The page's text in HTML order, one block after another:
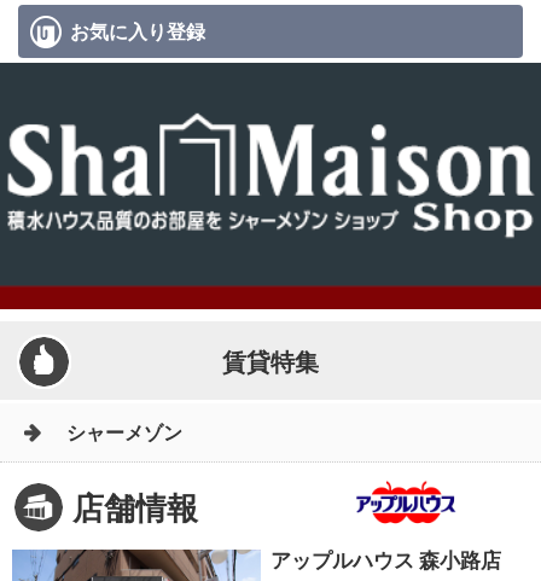
お気に入り登録
賃貸特集
シャーメゾン
店舗情報
アップルハウス 森小路店